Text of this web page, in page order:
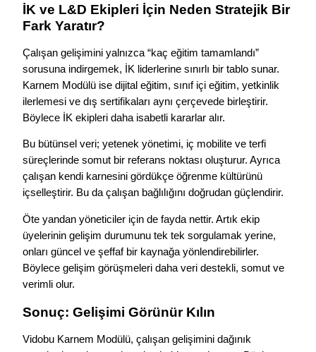
İK ve L&D Ekipleri İçin Neden Stratejik Bir
Fark Yaratır?
Çalışan gelişimini yalnızca “kaç eğitim tamamlandı”
sorusuna indirgemek, İK liderlerine sınırlı bir tablo sunar.
Karnem Modülü ise dijital eğitim, sınıf içi eğitim, yetkinlik
ilerlemesi ve dış sertifikaları aynı çerçevede birleştirir.
Böylece İK ekipleri daha isabetli kararlar alır.
Bu bütünsel veri; yetenek yönetimi, iç mobilite ve terfi
süreçlerinde somut bir referans noktası oluşturur. Ayrıca
çalışan kendi karnesini gördükçe öğrenme kültürünü
içselleştirir. Bu da çalışan bağlılığını doğrudan güçlendirir.
Öte yandan yöneticiler için de fayda nettir. Artık ekip
üyelerinin gelişim durumunu tek tek sorgulamak yerine,
onları güncel ve şeffaf bir kaynağa yönlendirebilirler.
Böylece gelişim görüşmeleri daha veri destekli, somut ve
verimli olur.
Sonuç: Gelişimi Görünür Kılın
Vidobu Karnem Modülü, çalışan gelişimini dağınık